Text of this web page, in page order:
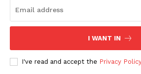
I WANT IN
I've read and accept the Privacy Policy